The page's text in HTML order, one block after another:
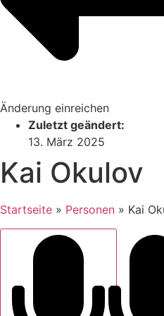
Änderung einreichen
Zuletzt geändert:
13. März 2025
Kai Okulov
Startseite » Personen » Kai